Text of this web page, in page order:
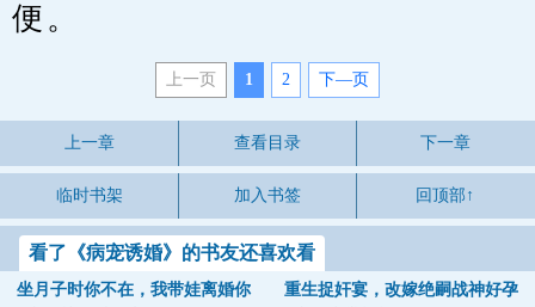
便。
上一页 1 2 下—页
上一章 查看目录 下一章
临时书架 加入书签 回顶部↑
看了《病宠诱婚》的书友还喜欢看
坐月子时你不在，我带娃离婚你
重生捉奸宴，改嫁绝嗣战神好孕